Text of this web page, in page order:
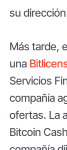
su
Más tarde,
una
Servicios
compañía
ofertas. La
Bitcoin